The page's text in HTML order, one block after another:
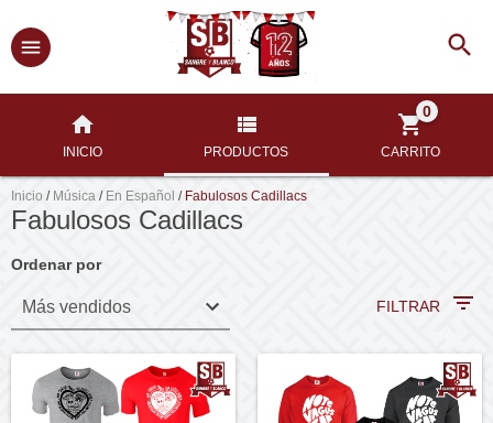
INICIO PRODUCTOS CARRITO
0
Inicio / Música / En Español / Fabulosos Cadillacs
Fabulosos Cadillacs
Ordenar por
FILTRAR